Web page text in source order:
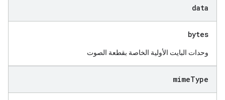
data
bytes
وحدات البايت الأولية الخاصة بقطعة الصوت
mimeType